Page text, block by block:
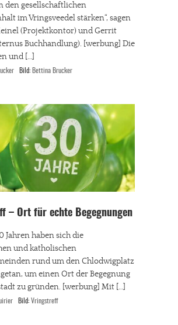
den gesellschaftlichen
im Vringsveedel stärken“, sagen
(Projektkontor) und Gerrit
Buchhandlung). [werbung] Die
und […]
Bild: Bettina Brucker
– Ort für echte Begegnungen
Jahren haben sich die
und katholischen
rund um den Chlodwigplatz
um einen Ort der Begegnung
zu gründen. [werbung] Mit […]
Bild: Vringstreff